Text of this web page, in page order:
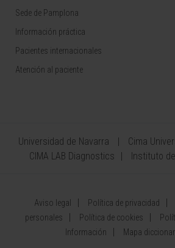
Sede de Pamplona
Información práctica
Pacientes internacionales
Atención al paciente
Universidad de Navarra
Cima
CIMA LAB Diagnostics
Instituto
Aviso legal Política de privacidad
personales
Política de cookies
Información
Mapa